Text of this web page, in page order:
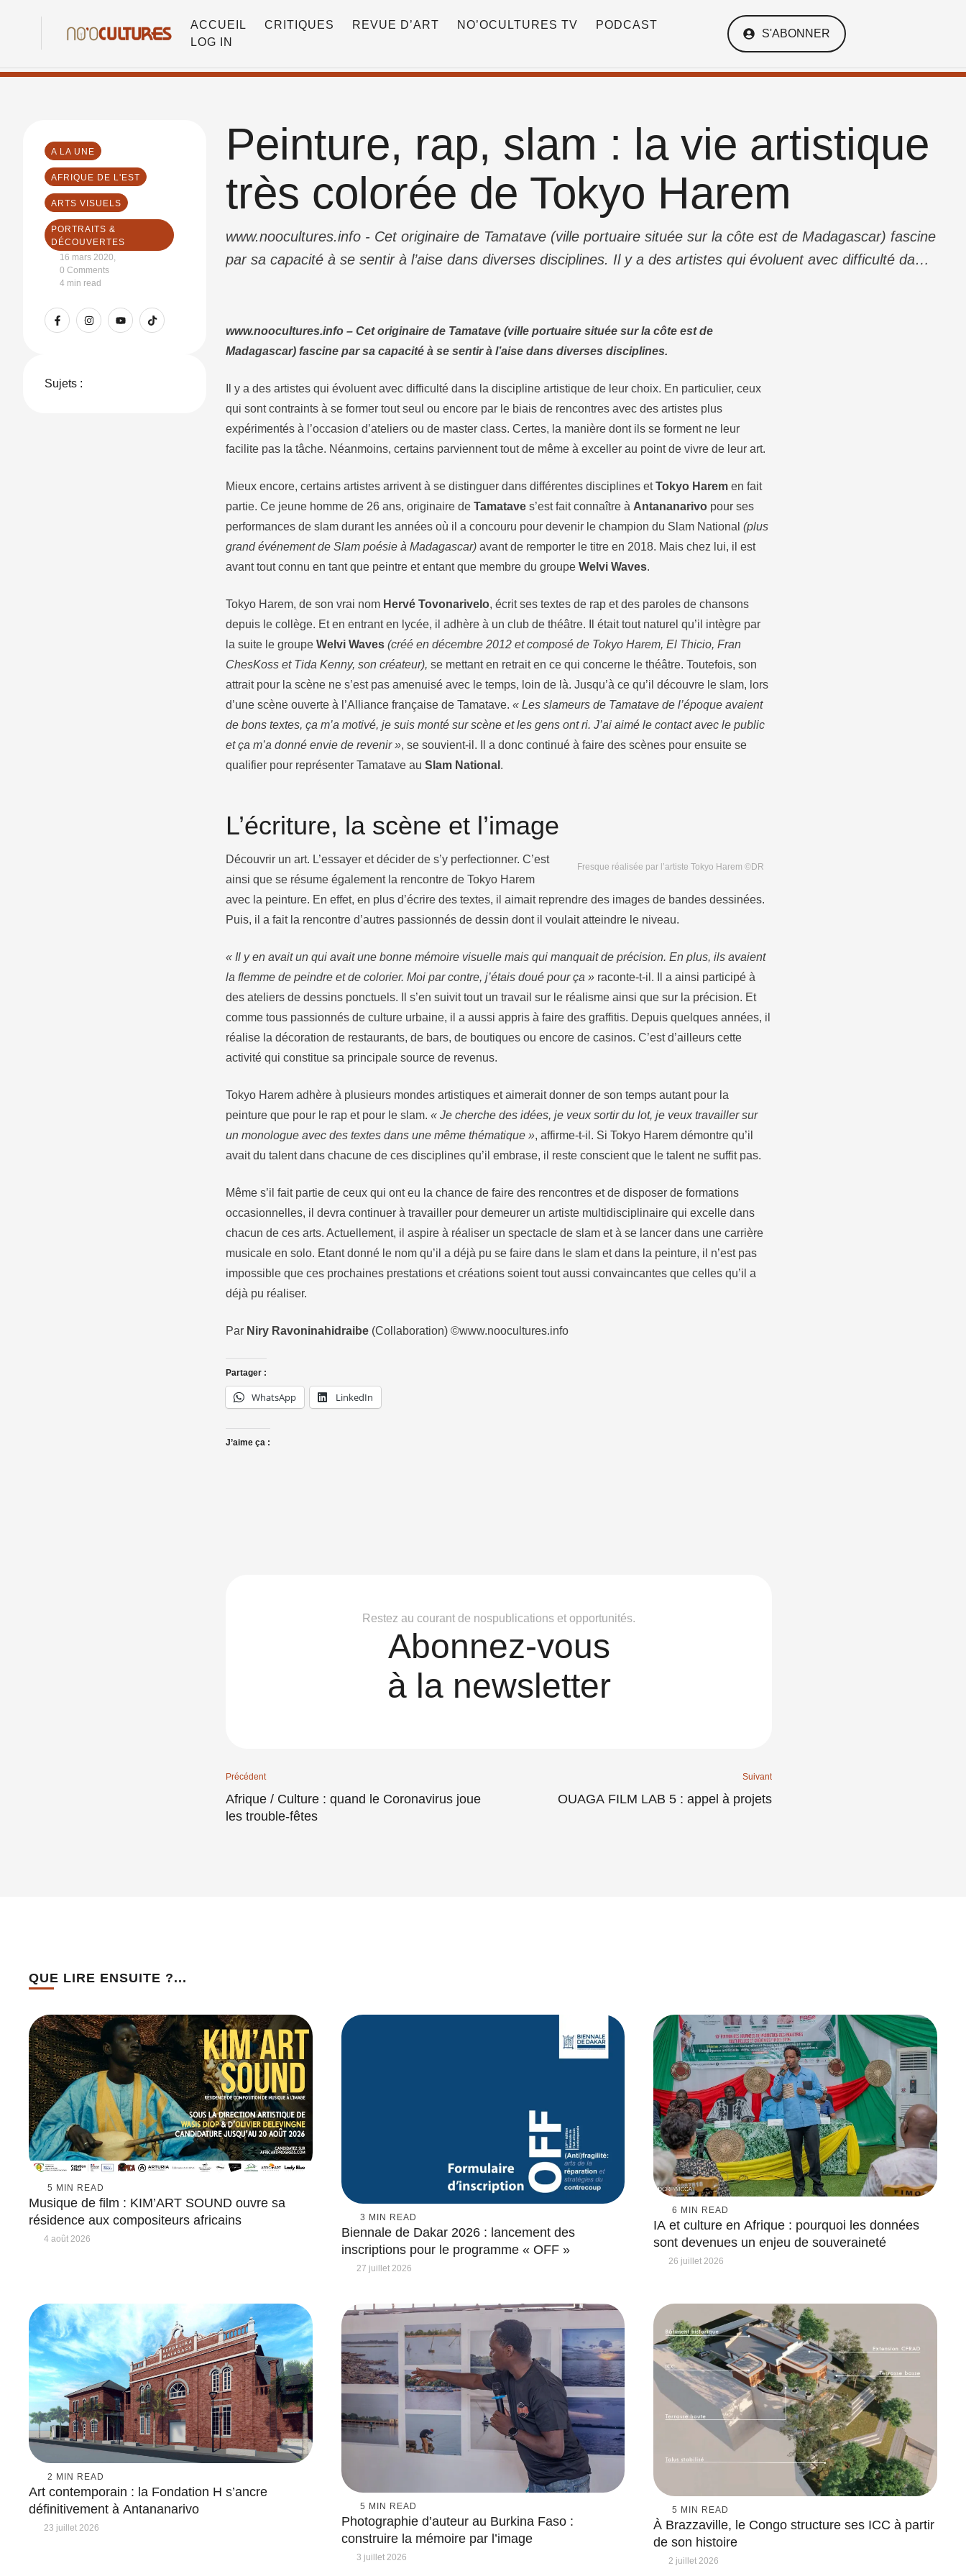
ACCUEIL CRITIQUES REVUE D’ART NO’OCULTURES TV
PODCAST
LOG IN
S'ABONNER
A LA UNE
AFRIQUE DE L'EST
ARTS VISUELS
PORTRAITS &
DÉCOUVERTES
16 mars 2020,
0 Comments
4 min read
Sujets :
Peinture, rap, slam : la vie artistique
très colorée de Tokyo Harem
www.noocultures.info - Cet originaire de Tamatave (ville portuaire située sur la côte est de Madagascar) fascine
par sa capacité à se sentir à l’aise dans diverses disciplines. Il y a des artistes qui évoluent avec difficulté dans
www.noocultures.info – Cet originaire de Tamatave (ville portuaire située sur la côte est de
Madagascar) fascine par sa capacité à se sentir à l’aise dans diverses disciplines.
Il y a des artistes qui évoluent avec difficulté dans la discipline artistique de leur choix. En particulier, ceux
qui sont contraints à se former tout seul ou encore par le biais de rencontres avec des artistes plus
expérimentés à l’occasion d’ateliers ou de master class. Certes, la manière dont ils se forment ne leur
facilite pas la tâche. Néanmoins, certains parviennent tout de même à exceller au point de vivre de leur art.
Mieux encore, certains artistes arrivent à se distinguer dans différentes disciplines etTokyo Harem en fait
partie. Ce jeune homme de 26 ans, originaire de Tamatave s’est fait connaître à Antananarivo pour ses
performances de slam durant les années où il a concouru pour devenir le champion du Slam National (plus
grand événement de Slam poésie à Madagascar) avant de remporter le titre en 2018. Mais chez lui, il est
avant tout connu en tant que peintre et entant que membre du groupe Welvi Waves.
Tokyo Harem, de son vrai nom Hervé Tovonarivelo, écrit ses textes de rap et des paroles de chansons
depuis le collège. Et en entrant en lycée, il adhère à un club de théâtre. Il était tout naturel qu’il intègre par
la suite le groupe Welvi Waves (créé en décembre 2012 et composé de Tokyo Harem, El Thicio, Fran
ChesKoss et Tida Kenny, son créateur), se mettant en retrait en ce qui concerne le théâtre. Toutefois, son
attrait pour la scène ne s’est pas amenuisé avec le temps, loin de là. Jusqu’à ce qu’il découvre le slam, lors
d’une scène ouverte à l’Alliance française de Tamatave. « Les slameurs de Tamatave de l’époque avaient
de bons textes, ça m’a motivé, je suis monté sur scène et les gens ont ri. J’ai aimé le contact avec le public
et ça m’a donné envie de revenir », se souvient-il. Il a donc continué à faire des scènes pour ensuite se
qualifier pour représenter Tamatave au Slam National .
L’écriture, la scène et l’image
Fresque réalisée par l’artiste Tokyo Harem ©DR
Découvrir un art. L’essayer et décider de s’y perfectionner. C’est
ainsi que se résume également la rencontre de Tokyo Harem
avec la peinture. En effet, en plus d’écrire des textes, il aimait reprendre des images de bandes dessinées.
Puis, il a fait la rencontre d’autres passionnés de dessin dont il voulait atteindre le niveau.
« Il y en avait un qui avait une bonne mémoire visuelle mais qui manquait de précision. En plus, ils avaient
la flemme de peindre et de colorier. Moi par contre, j’étais doué pour ça » raconte-t-il. Il a ainsi participé à
des ateliers de dessins ponctuels. Il s’en suivit tout un travail sur le réalisme ainsi que sur la précision. Et
comme tous passionnés de culture urbaine, il a aussi appris à faire des graffitis. Depuis quelques années, il
réalise la décoration de restaurants, de bars, de boutiques ou encore de casinos. C’est d’ailleurs cette
activité qui constitue sa principale source de revenus.
Tokyo Harem adhère à plusieurs mondes artistiques et aimerait donner de son temps autant pour la
peinture que pour le rap et pour le slam. « Je cherche des idées, je veux sortir du lot, je veux travailler sur
un monologue avec des textes dans une même thématique », affirme-t-il. Si Tokyo Harem démontre qu’il
avait du talent dans chacune de ces disciplines qu’il embrase, il reste conscient que le talent ne suffit pas.
Même s’il fait partie de ceux qui ont eu la chance de faire des rencontres et de disposer de formations
occasionnelles, il devra continuer à travailler pour demeurer un artiste multidisciplinaire qui excelle dans
chacun de ces arts. Actuellement, il aspire à réaliser un spectacle de slam et à se lancer dans une carrière
musicale en solo. Etant donné le nom qu’il a déjà pu se faire dans le slam et dans la peinture, il n’est pas
impossible que ces prochaines prestations et créations soient tout aussi convaincantes que celles qu’il a
déjà pu réaliser.
Par Niry Ravoninahidraibe (Collaboration) ©www.noocultures.info
Partager :
WhatsApp LinkedIn
J’aime ça :
Restez au courant de nospublications et opportunités.
Abonnez-vous
à la newsletter
Précédent
Afrique / Culture : quand le Coronavirus joue
les trouble-fêtes
Suivant
OUAGA FILM LAB 5 : appel à projets
QUE LIRE ENSUITE ?...
5 MIN READ
Musique de film : KIM’ART SOUND ouvre sa
résidence aux compositeurs africains
4 août 2026
3 MIN READ
Biennale de Dakar 2026 : lancement des
inscriptions pour le programme « OFF »
27 juillet 2026
6 MIN READ
IA et culture en Afrique : pourquoi les données
sont devenues un enjeu de souveraineté
26 juillet 2026
2 MIN READ
Art contemporain : la Fondation H s’ancre
définitivement à Antananarivo
23 juillet 2026
5 MIN READ
Photographie d’auteur au Burkina Faso :
construire la mémoire par l’image
3 juillet 2026
5 MIN READ
À Brazzaville, le Congo structure ses ICC à partir
de son histoire
2 juillet 2026